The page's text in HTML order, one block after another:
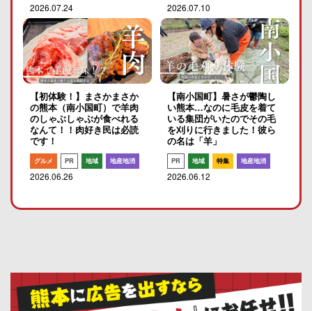
2026.07.24 2026.07.10
【初体験！】まさかまさか
の熊本（南小国町）で羊肉
のしゃぶしゃぶが食べれる
なんて！！肉好き民は必読
です！
グルメ PR 地域 地産地消
2026.06.26
【南小国町】暑さが鬱陶し
い熊本…なのに毛皮を着て
いる集団がいたのでその毛
を刈りに行きました！彼ら
の名は「羊」
PR 地域 特集 地産地消
2026.06.12